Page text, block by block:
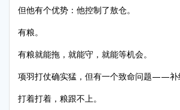
但他有个优势：他控制了敖仓。
有粮。
有粮就能拖，就能守，就能等机会。
项羽打仗确实猛，但有一个致命问题——补
打着打着，粮跟不上。